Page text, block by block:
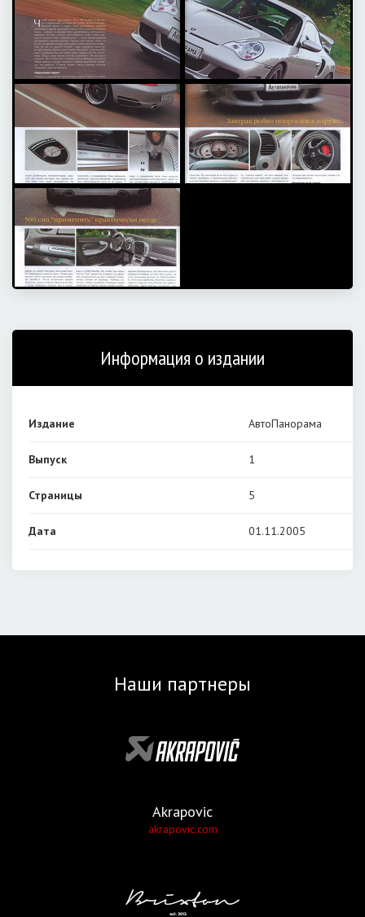
Информация о издании
Издание АвтоПанорама
Выпуск 1
Страницы 5
Дата 01.11.2005
Наши партнеры
Akrapovic
akrapovic.com